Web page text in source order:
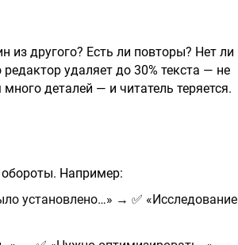
из другого? Есть ли повторы? Нет ли
удаляет до 30% текста — не
деталей — и читатель теряется.
Например:
установлено…» → ✅ «Исследование